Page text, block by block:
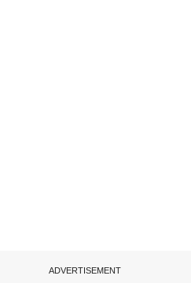
ADVERTISEMENT